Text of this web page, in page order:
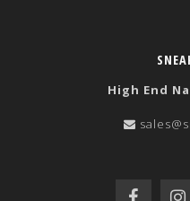
High End